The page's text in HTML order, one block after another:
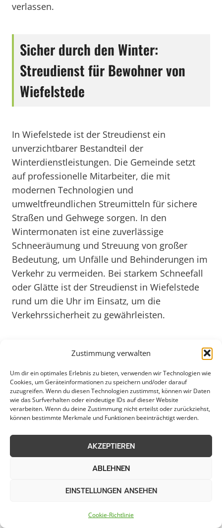
Zustimmung verwalten
Um dir ein optimales Erlebnis zu bieten, verwenden wir Technologien wie
Cookies, um Geräteinformationen zu speichern und/oder darauf
zuzugreifen. Wenn du diesen Technologien zustimmst, können wir Daten
wie das Surfverhalten oder eindeutige IDs auf dieser Website
verarbeiten. Wenn du deine Zustimmung nicht erteilst oder zurückziehst,
können bestimmte Merkmale und Funktionen beeinträchtigt werden.
AKZEPTIEREN
ABLEHNEN
EINSTELLUNGEN ANSEHEN
Cookie-Richtlinie
verlassen.
Sicher durch den Winter:
Streudienst für Bewohner von
Wiefelstede
In Wiefelstede ist der Streudienst ein
unverzichtbarer Bestandteil der
Winterdienstleistungen. Die Gemeinde setzt
auf professionelle Mitarbeiter, die mit
modernen Technologien und
umweltfreundlichen Streumitteln für sichere
Straßen und Gehwege sorgen. In den
Wintermonaten ist eine zuverlässige
Schneeräumung und Streuung von großer
Bedeutung, um Unfälle und Behinderungen im
Verkehr zu vermeiden. Bei starkem Schneefall
oder Glätte ist der Streudienst in Wiefelstede
rund um die Uhr im Einsatz, um die
Verkehrssicherheit zu gewährleisten.
darauf, dass der Streudienst effizient und
effektiv durchgeführt wird. Hierbei kommen
nicht nur klassische Streufahrzeuge zum
Einsatz, sondern auch innovative Methoden
wie das Vorsprühen von Salzlösungen, um
gezielten Einsatz von Räumfahrzeugen und
Streumaschinen wird eine schnelle und
gründliche Schneeräumung gewährleistet. So
private Haushalte in Wiefelstede auch bei
starkem Winterwetter auf eine zuverlässige